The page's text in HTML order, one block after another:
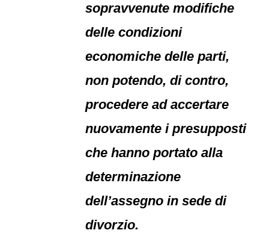
sopravvenute modifiche
delle condizioni
economiche delle parti,
non potendo, di contro,
procedere ad accertare
nuovamente i presupposti
che hanno portato alla
determinazione
dell’assegno in sede di
divorzio.